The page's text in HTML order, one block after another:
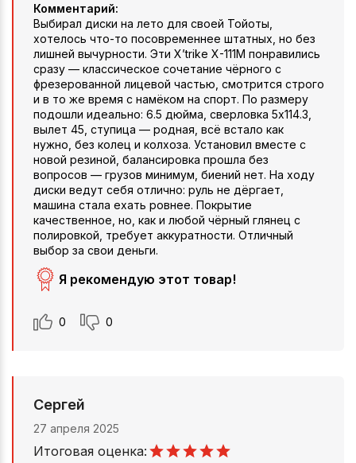
Комментарий:
Выбирал диски на лето для своей Тойоты,
хотелось что-то посовременнее штатных, но без
лишней вычурности. Эти X’trike X-111M понравились
сразу — классическое сочетание чёрного с
фрезерованной лицевой частью, смотрится строго
и в то же время с намёком на спорт. По размеру
подошли идеально: 6.5 дюйма, сверловка 5x114.3,
вылет 45, ступица — родная, всё встало как
нужно, без колец и колхоза. Установил вместе с
новой резиной, балансировка прошла без
вопросов — грузов минимум, биений нет. На ходу
диски ведут себя отлично: руль не дёргает,
машина стала ехать ровнее. Покрытие
качественное, но, как и любой чёрный глянец с
полировкой, требует аккуратности. Отличный
выбор за свои деньги.
Я рекомендую этот товар!
0 0
Сергей
27 апреля 2025
Итоговая оценка: